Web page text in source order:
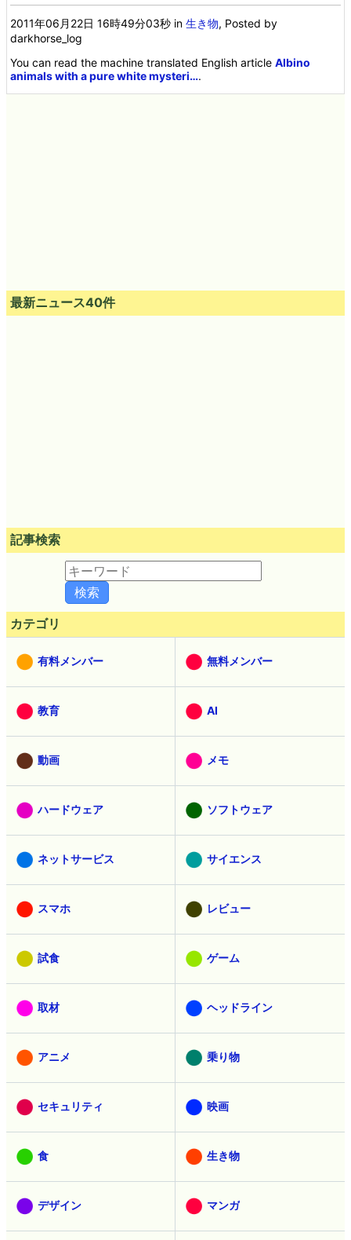
2011年06月22日 16時49分03秒 in生き物, Posted by
darkhorse_log
You can read the machine translated English articleAlbino
animals with a pure white mysteri….
最新ニュース40件
記事検索
カテゴリ
有料メンバー 無料メンバー
教育 AI
動画 メモ
ハードウェア ソフトウェア
ネットサービス サイエンス
スマホ レビュー
試食 ゲーム
取材 ヘッドライン
アニメ 乗り物
セキュリティ 映画
食 生き物
デザイン マンガ